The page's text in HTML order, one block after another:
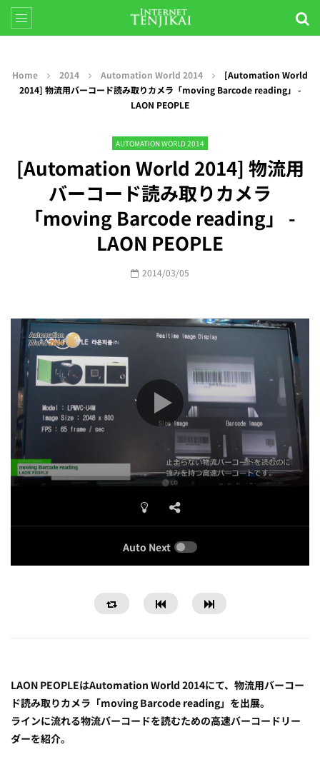
Home 2014 Automation World 2014
[Automation World
2014] 物流用バーコード読み取りカメラ「moving Barcode reading」 -
LAON PEOPLE
AUTOMATION WORLD 2014
[Automation World 2014] 物流用
バーコード読み取りカメラ
「moving Barcode reading」 -
LAON PEOPLE
2014/03/05
Auto Next
LAON PEOPLEはAutomation World 2014にて、物流用バーコー
ド読み取りカメラ「moving Barcode reading」を出展。
ラインに流れる物流バーコードを読むための高速バーコードリー
ダーを紹介。